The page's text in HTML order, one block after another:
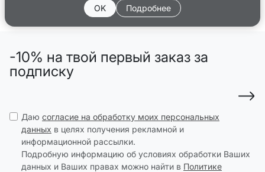
OK
Подробнее
-10% на твой первый заказ за
подписку
Даю согласие на обработку моих персональных
данных в целях получения рекламной и
информационной рассылки.
Подробную информацию об условиях обработки Ваших
данных и Ваших правах можно найти в Политике